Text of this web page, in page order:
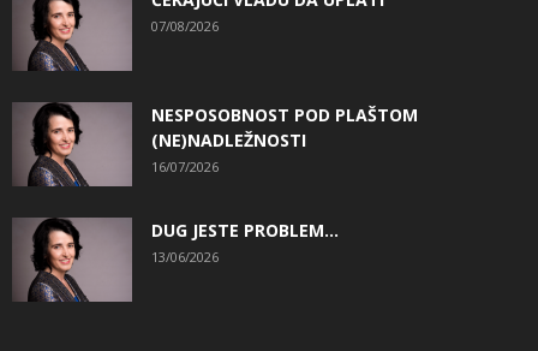
07/08/2026
NESPOSOBNOST POD PLAŠTOM
(NE)NADLEŽNOSTI
16/07/2026
DUG JESTE PROBLEM…
13/06/2026